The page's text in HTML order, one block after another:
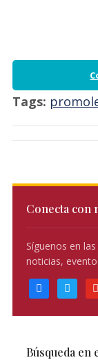
Conecta con
Síguenos en
noticias,
facebooktwitter
Búsqueda en
Tags: